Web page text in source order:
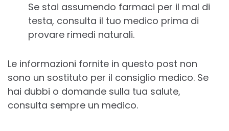
Se stai assumendo farmaci per il mal di
testa, consulta il tuo medico prima di
provare rimedi naturali.
Le informazioni fornite in questo post non
sono un sostituto per il consiglio medico. Se
hai dubbi o domande sulla tua salute,
consulta sempre un medico.